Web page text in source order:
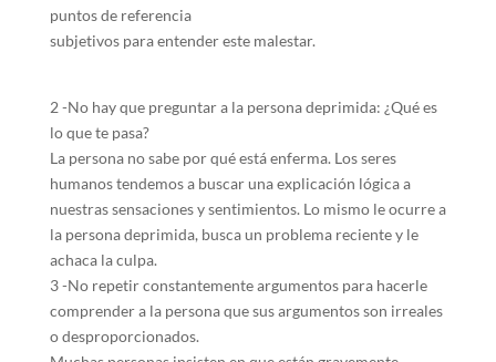
puntos de referencia
subjetivos para entender este malestar.
2 -No hay que preguntar a la persona deprimida: ¿Qué es
lo que te pasa?
La persona no sabe por qué está enferma. Los seres
humanos tendemos a buscar una explicación lógica a
nuestras sensaciones y sentimientos. Lo mismo le ocurre a
la persona deprimida, busca un problema reciente y le
achaca la culpa.
3 -No repetir constantemente argumentos para hacerle
comprender a la persona que sus argumentos son irreales
o desproporcionados.